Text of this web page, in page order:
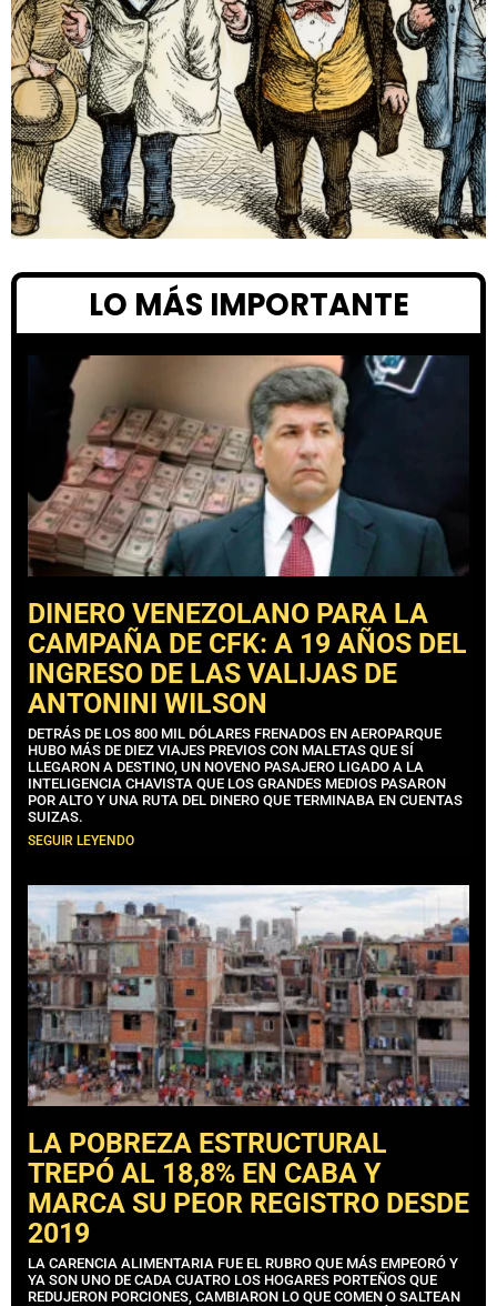
LO MÁS IMPORTANTE
DINERO VENEZOLANO PARA LA
CAMPAÑA DE CFK: A 19 AÑOS DEL
INGRESO DE LAS VALIJAS DE
ANTONINI WILSON
DETRÁS DE LOS 800 MIL DÓLARES FRENADOS EN AEROPARQUE
HUBO MÁS DE DIEZ VIAJES PREVIOS CON MALETAS QUE SÍ
LLEGARON A DESTINO, UN NOVENO PASAJERO LIGADO A LA
INTELIGENCIA CHAVISTA QUE LOS GRANDES MEDIOS PASARON
POR ALTO Y UNA RUTA DEL DINERO QUE TERMINABA EN CUENTAS
SUIZAS.
SEGUIR LEYENDO
LA POBREZA ESTRUCTURAL
TREPÓ AL 18,8% EN CABA Y
MARCA SU PEOR REGISTRO DESDE
2019
LA CARENCIA ALIMENTARIA FUE EL RUBRO QUE MÁS EMPEORÓ Y
YA SON UNO DE CADA CUATRO LOS HOGARES PORTEÑOS QUE
REDUJERON PORCIONES, CAMBIARON LO QUE COMEN O SALTEAN